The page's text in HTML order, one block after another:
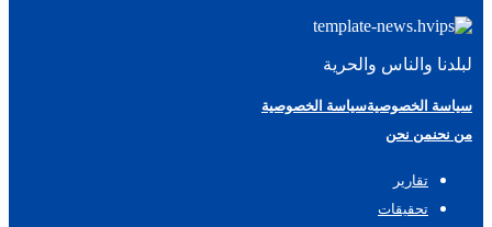
لبلدنا والناس والحرية
سياسة الخصوصيةسياسة الخصوصية
من نحنمن نحن
تقارير
تحقيقات